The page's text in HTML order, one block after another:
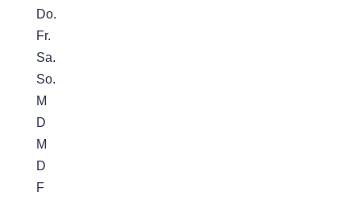
Do.
Fr.
Sa.
So.
M
D
M
D
F